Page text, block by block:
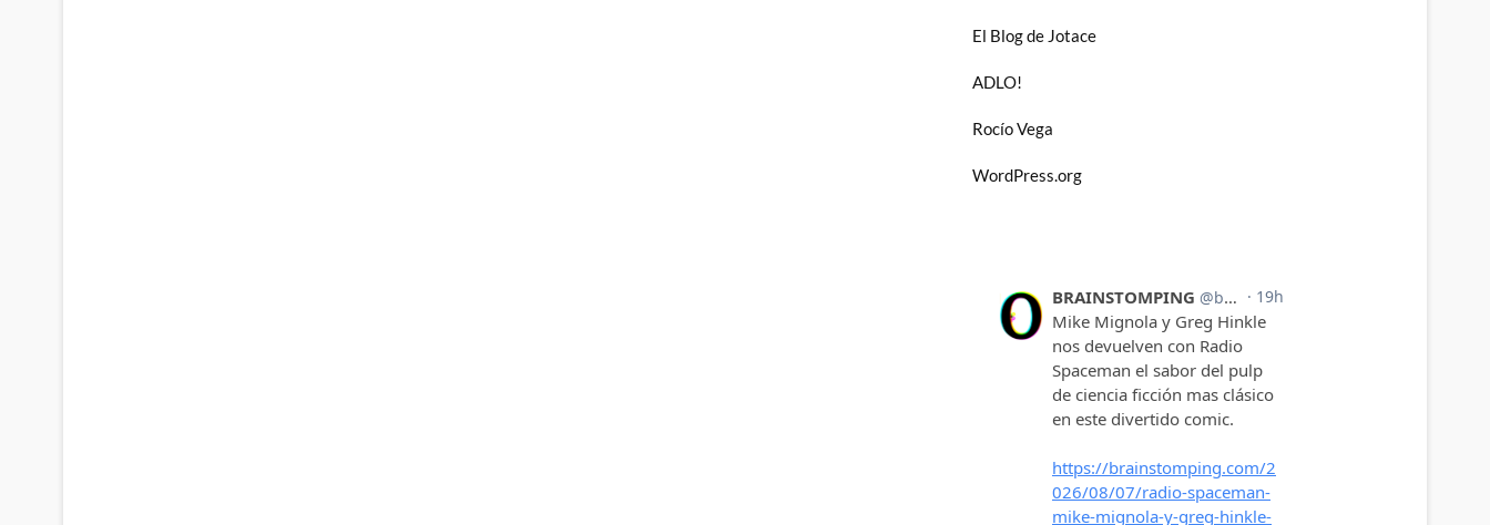
El Blog de Jotace
ADLO!
Rocío Vega
WordPress.org